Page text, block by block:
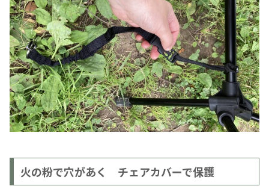
火の粉で穴があく チェアカバーで保護